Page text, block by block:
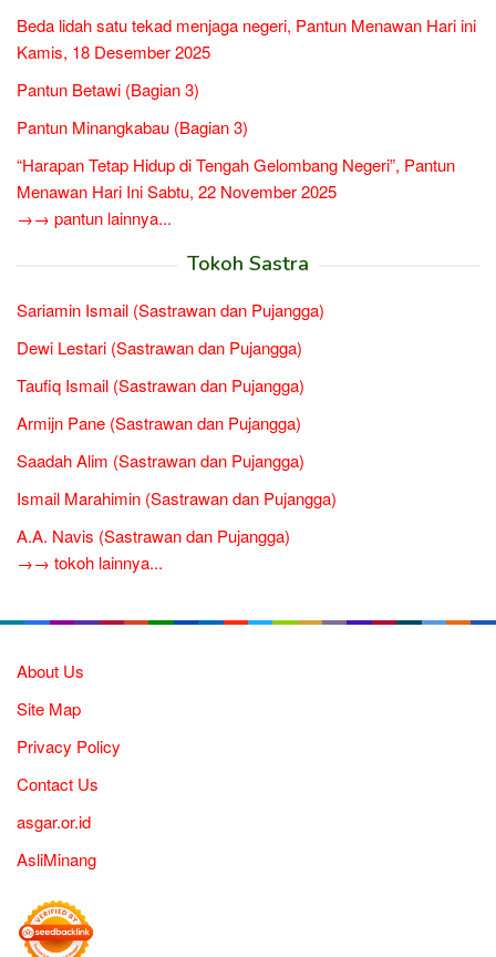
Beda lidah satu tekad menjaga negeri, Pantun Menawan Hari ini
Kamis, 18 Desember 2025
Pantun Betawi (Bagian 3)
Pantun Minangkabau (Bagian 3)
“Harapan Tetap Hidup di Tengah Gelombang Negeri”, Pantun
Menawan Hari Ini Sabtu, 22 November 2025
→→ pantun lainnya...
Tokoh Sastra
Sariamin Ismail (Sastrawan dan Pujangga)
Dewi Lestari (Sastrawan dan Pujangga)
Taufiq Ismail (Sastrawan dan Pujangga)
Armijn Pane (Sastrawan dan Pujangga)
Saadah Alim (Sastrawan dan Pujangga)
Ismail Marahimin (Sastrawan dan Pujangga)
A.A. Navis (Sastrawan dan Pujangga)
→→ tokoh lainnya...
About Us
Site Map
Privacy Policy
Contact Us
asgar.or.id
AsliMinang